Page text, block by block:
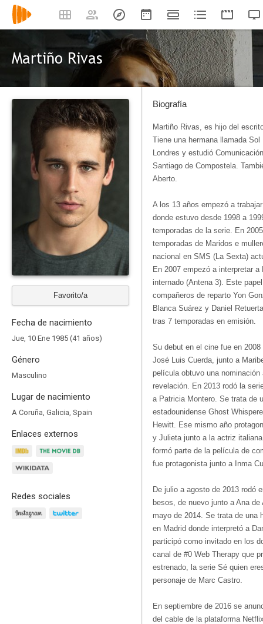
Martiño Rivas
Favorito/a
Fecha de nacimiento
Jue, 10 Ene 1985 (41 años)
Género
Masculino
Lugar de nacimiento
A Coruña, Galicia, Spain
Enlaces externos
Redes sociales
Biografía
Martiño Rivas, es hijo del
Tiene una hermana llamada
Londres y estudió
Santiago de Compostela.
Aberto.​
A los 13 años empezó a
donde estuvo desde 1998 a
temporadas de la serie. En
temporadas de Maridos e
nacional en SMS (La Sexta)
En 2007 empezó a interpretar
internado (Antena 3). Este
compañeros de reparto Yon
Blanca Suárez y Daniel
tras 7 temporadas en emisión.​
Su debut en el cine fue en
José Luis Cuerda, junto a
película obtuvo una
revelación. En 2013 rodó la
a Patricia Montero.​ Se trata de
estadounidense Ghost
Hewitt. Ese mismo año
y Julieta junto a la actriz
formó parte de la película de
fue protagonista junto a Inma
De julio a agosto de 2013 rodó
besos, de nuevo junto a Ana
mayo de 2014. Se trata de una
en Madrid donde interpretó a
participó como invitado en los
canal de #0 Web Therapy que
estrenado, la serie Sé quien
personaje de Marc Castro.​
En septiembre de 2016 se
del cable de la plataforma